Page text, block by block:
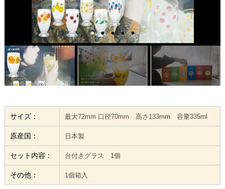
サイズ： 最大72mm 口径70mm 高さ133mm 容量335ml
原産国： 日本製
セット内容： 台付きグラス 1個
その他： 1個箱入